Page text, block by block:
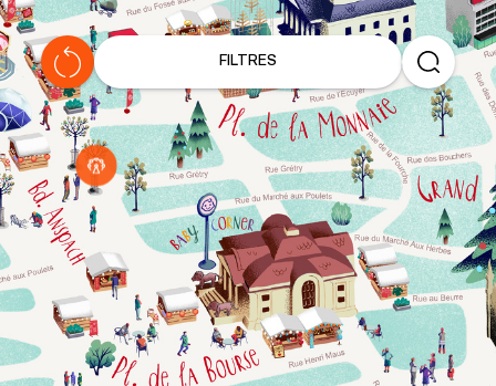
FILTRES
V
I
A
G
E
C
H
I
L
L